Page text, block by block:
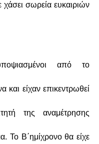
σωρεία ευκαιριών
από το
είχαν επικεντρωθεί
της αναμέτρησης
Το Β΄ημίχρονο θα είχε